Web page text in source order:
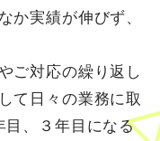
か実績が伸びず、
ご対応の繰り返し
て日々の業務に取
目、３年目になる